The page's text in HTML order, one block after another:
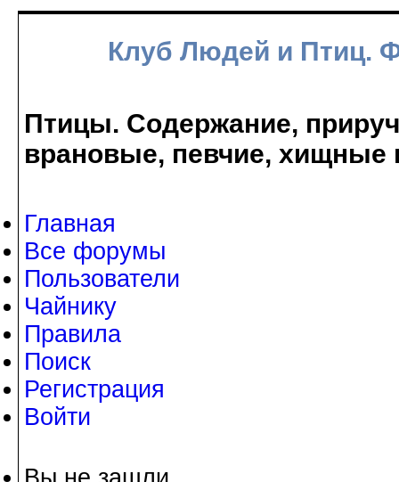
Клуб Людей и Птиц.
Птицы. Содержание,
врановые, певчие, хищные
Главная
Все форумы
Пользователи
Чайнику
Правила
Поиск
Регистрация
Войти